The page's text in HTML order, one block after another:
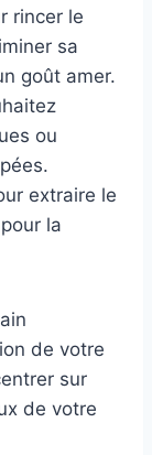
rincer le
sa
goût amer.
ou
extraire le
la
de votre
sur
de votre